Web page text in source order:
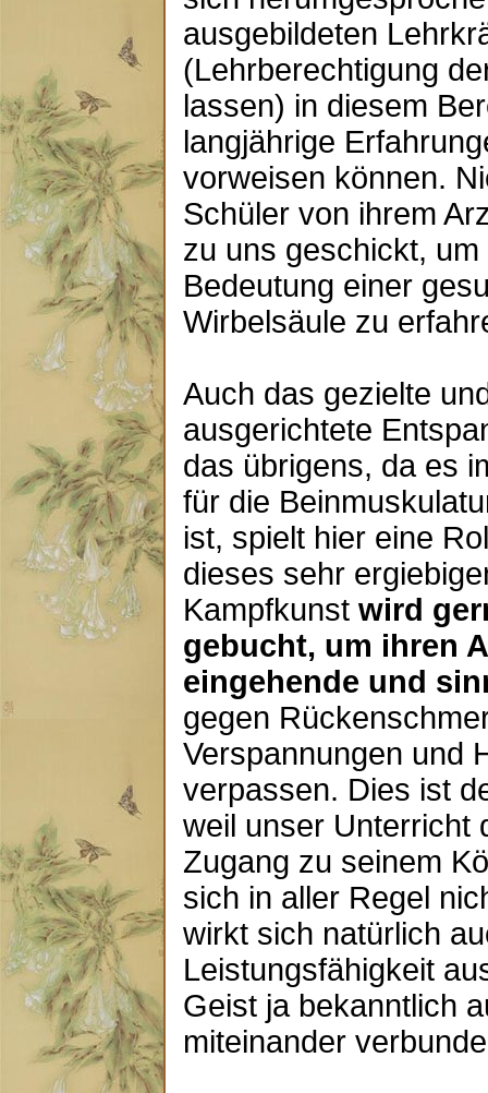
ausgebildeten
(Lehrberechtigung
lassen) in diesem
langjährige
vorweisen können.
Schüler von ihrem
zu uns geschickt,
Bedeutung einer
Wirbelsäule zu
Auch das gezielte
ausgerichtete
das übrigens, da es
für die
ist, spielt hier eine
dieses sehr
Kampfkunst wird
gebucht, um ihren
eingehende und
gegen
Verspannungen und
verpassen. Dies ist
weil unser Unterricht
Zugang zu seinem
sich in aller Regel
wirkt sich natürlich
Leistungsfähigkeit
Geist ja bekanntlich
miteinander